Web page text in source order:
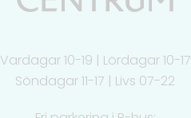
Vardagar 10-19 | Lördagar 10-17
Söndagar 11-17 | Livs 07-22